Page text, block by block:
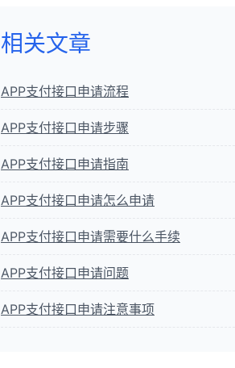
相关文章
APP支付接口申请流程
APP支付接口申请步骤
APP支付接口申请指南
APP支付接口申请怎么申请
APP支付接口申请需要什么手续
APP支付接口申请问题
APP支付接口申请注意事项